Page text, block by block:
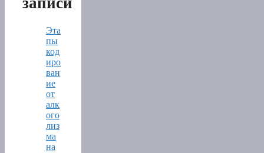
Эта
пы
код
иро
ван
ие
от
алк
ого
лиз
ма
на